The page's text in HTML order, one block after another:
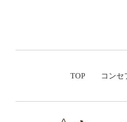
TOP コンセ